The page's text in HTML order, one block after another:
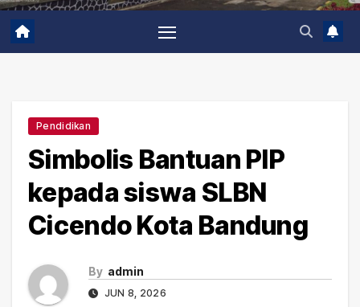
Pendidikan
Simbolis Bantuan PIP
kepada siswa SLBN
Cicendo Kota Bandung
By admin
JUN 8, 2026